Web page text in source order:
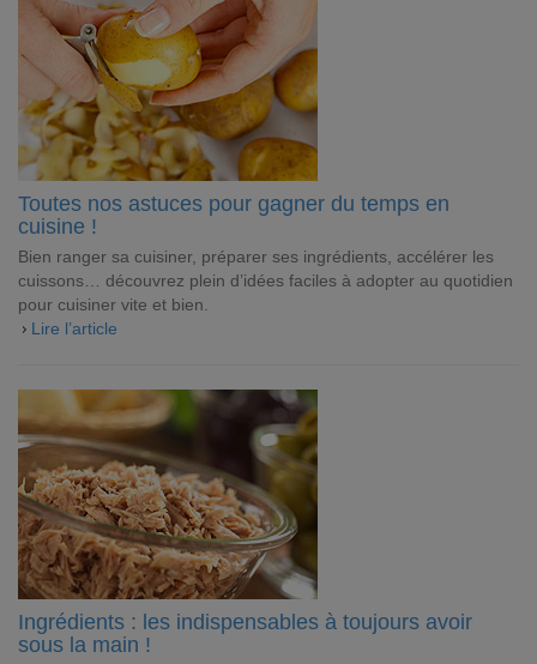
Toutes nos astuces pour gagner du temps en
cuisine !
Bien ranger sa cuisiner, préparer ses ingrédients, accélérer les
cuissons… découvrez plein d’idées faciles à adopter au quotidien
pour cuisiner vite et bien.
Lire l’article
Ingrédients : les indispensables à toujours avoir
sous la main !